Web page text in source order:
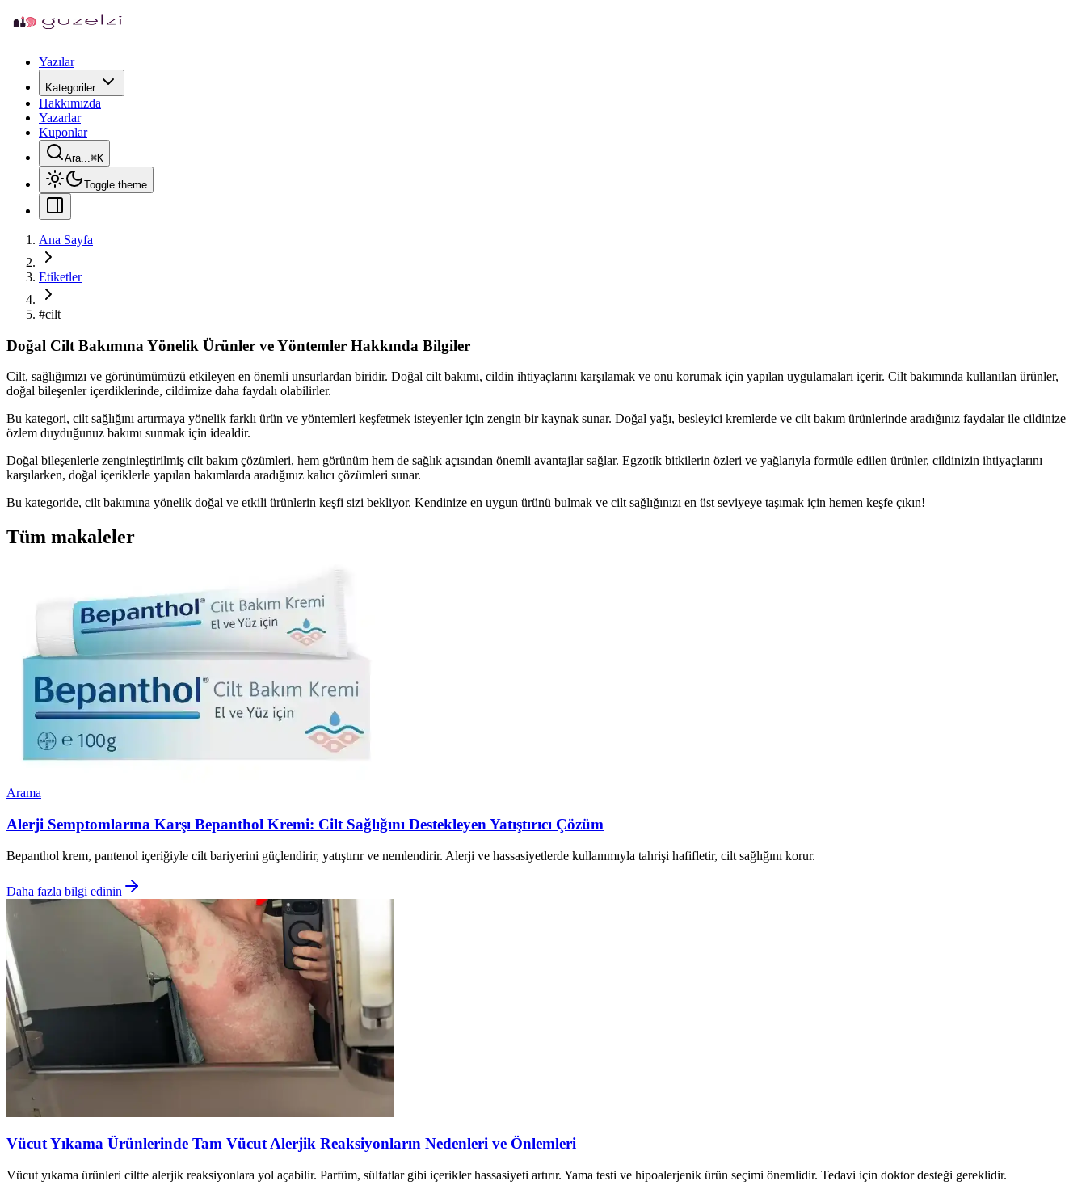
Yazılar
Kategoriler
Hakkımızda
Yazarlar
Kuponlar
Ara...⌘K
Toggle theme
Ana Sayfa
Etiketler
#cilt
Doğal Cilt Bakımına Yönelik Ürünler ve Yöntemler Hakkında Bilgiler
Cilt, sağlığımızı ve görünümümüzü etkileyen en önemli unsurlardan biridir. Doğal cilt bakımı, cildin ihtiyaçlarını karşılamak ve onu korumak için yapılan uygulamaları içerir. Cilt bakımında kullanılan ürünler,
doğal bileşenler içerdiklerinde, cildimize daha faydalı olabilirler.
Bu kategori, cilt sağlığını artırmaya yönelik farklı ürün ve yöntemleri keşfetmek isteyenler için zengin bir kaynak sunar. Doğal yağı, besleyici kremlerde ve cilt bakım ürünlerinde aradığınız faydalar ile cildinize
özlem duyduğunuz bakımı sunmak için idealdir.
Doğal bileşenlerle zenginleştirilmiş cilt bakım çözümleri, hem görünüm hem de sağlık açısından önemli avantajlar sağlar. Egzotik bitkilerin özleri ve yağlarıyla formüle edilen ürünler, cildinizin ihtiyaçlarını
karşılarken, doğal içeriklerle yapılan bakımlarda aradığınız kalıcı çözümleri sunar.
Bu kategoride, cilt bakımına yönelik doğal ve etkili ürünlerin keşfi sizi bekliyor. Kendinize en uygun ürünü bulmak ve cilt sağlığınızı en üst seviyeye taşımak için hemen keşfe çıkın!
Tüm makaleler
Arama
Alerji Semptomlarına Karşı Bepanthol Kremi: Cilt Sağlığını Destekleyen Yatıştırıcı Çözüm
Bepanthol krem, pantenol içeriğiyle cilt bariyerini güçlendirir, yatıştırır ve nemlendirir. Alerji ve hassasiyetlerde kullanımıyla tahrişi hafifletir, cilt sağlığını korur.
Daha fazla bilgi edinin
Vücut Yıkama Ürünlerinde Tam Vücut Alerjik Reaksiyonların Nedenleri ve Önlemleri
Vücut yıkama ürünleri ciltte alerjik reaksiyonlara yol açabilir. Parfüm, sülfatlar gibi içerikler hassasiyeti artırır. Yama testi ve hipoalerjenik ürün seçimi önemlidir. Tedavi için doktor desteği gereklidir.